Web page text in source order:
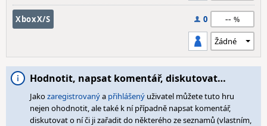
XboxX/S 0 --
Hodnotit, napsat komentář, diskutovat…
Jakozaregistrovanýa přihlášený uživatel můžete tuto hru
nejen ohodnotit, ale také k ní případně napsat komentář,
diskutovat o ní či ji zařadit do některého ze seznamů (vlastním,